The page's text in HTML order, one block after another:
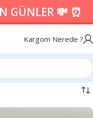
GÜNLER 💸 ⏰
Kargom Nerede ?